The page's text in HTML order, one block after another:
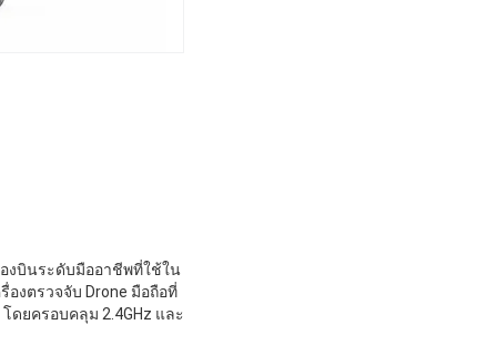
งบินระดับมืออาชีพที่ใช้ใน
องตรวจจับ Drone มือถือที่
ดยครอบคลุม 2.4GHz และ